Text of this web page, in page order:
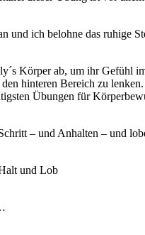
und ich belohne das ruhige
Körper ab, um ihr Gefühl
hinteren Bereich zu
Übungen für
– und Anhalten – und
und Lob